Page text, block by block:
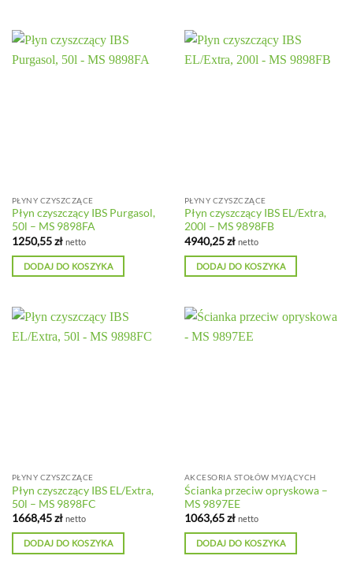
PŁYNY CZYSZCZĄCE
Płyn czyszczący IBS Purgasol,
50l – MS 9898FA
1250,55zł netto
DODAJ DO KOSZYKA
PŁYNY CZYSZCZĄCE
Płyn czyszczący IBS EL/Extra,
200l – MS 9898FB
4940,25zł netto
DODAJ DO KOSZYKA
PŁYNY CZYSZCZĄCE
Płyn czyszczący IBS EL/Extra,
50l – MS 9898FC
1668,45zł netto
DODAJ DO KOSZYKA
AKCESORIA STOŁÓW MYJĄCYCH
Ścianka przeciw opryskowa –
MS 9897EE
1063,65zł netto
DODAJ DO KOSZYKA